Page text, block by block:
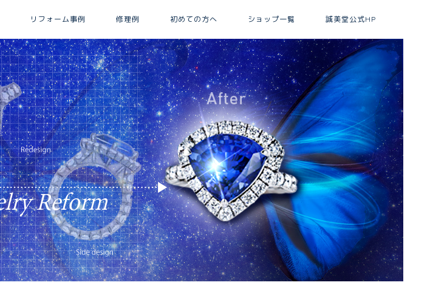
リフォーム事例 修理例 初めての方へ ショップ一覧 誠美堂公式HP